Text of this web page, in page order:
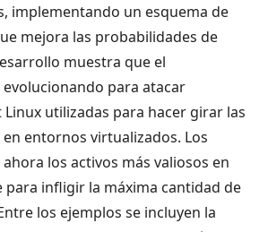
implementando un esquema de
mejora las probabilidades de
muestra que el
para atacar
utilizadas para hacer girar las
entornos virtualizados. Los
los activos más valiosos en
para infligir la máxima cantidad de
los ejemplos se incluyen la